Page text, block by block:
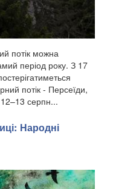
потік можна
період року. З 17
потік - Персеїди,
12–13 серпн...
Народні